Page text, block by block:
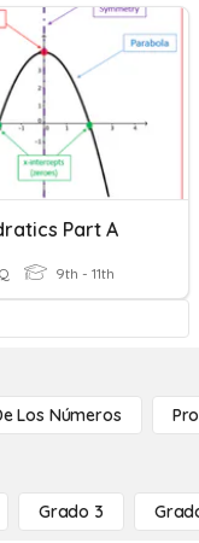
Part A
9th - 11th
Los Números
Grado 3